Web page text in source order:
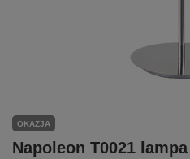
OKAZJA
Napoleon T0021